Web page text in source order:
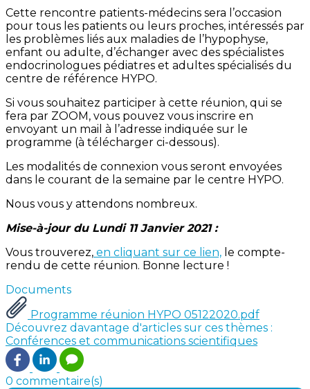
Cette rencontre patients-médecins sera l’occasion
pour tous les patients ou leurs proches, intéressés par
les problèmes liés aux maladies de l’hypophyse,
enfant ou adulte, d’échanger avec des spécialistes
endocrinologues pédiatres et adultes spécialisés du
centre de référence HYPO.
Si vous souhaitez participer à cette réunion, qui se
fera par ZOOM, vous pouvez vous inscrire en
envoyant un mail à l’adresse indiquée sur le
programme (à télécharger ci-dessous).
Les modalités de connexion vous seront envoyées
dans le courant de la semaine par le centre HYPO.
Nous vous y attendons nombreux.
Mise-à-jour du Lundi 11 Janvier 2021 :
Vous trouverez, en cliquant sur ce lien, le compte-
rendu de cette réunion. Bonne lecture !
Documents
Programme réunion HYPO 05122020.pdf
Découvrez davantage d'articles sur ces thèmes :
Conférences et communications scientifiques
0 commentaire(s)